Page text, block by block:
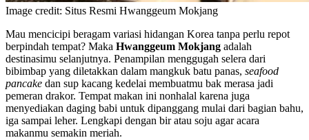
Image credit: Situs Resmi Hwanggeum Mokjang
Mau mencicipi beragam variasi hidangan Korea tanpa perlu repot
berpindah tempat? Maka Hwanggeum Mokjang adalah
destinasimu selanjutnya. Penampilan menggugah selera dari
bibimbap yang diletakkan dalam mangkuk batu panas, seafood
pancake dan sup kacang kedelai membuatmu bak merasa jadi
pemeran drakor. Tempat makan ini nonhalal karena juga
menyediakan daging babi untuk dipanggang mulai dari bagian bahu,
iga sampai leher. Lengkapi dengan bir atau soju agar acara
makanmu semakin meriah.